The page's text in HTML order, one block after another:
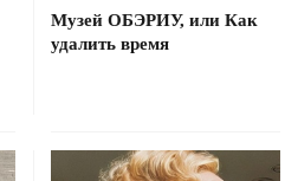
Музей ОБЭРИУ, или Как
удалить время